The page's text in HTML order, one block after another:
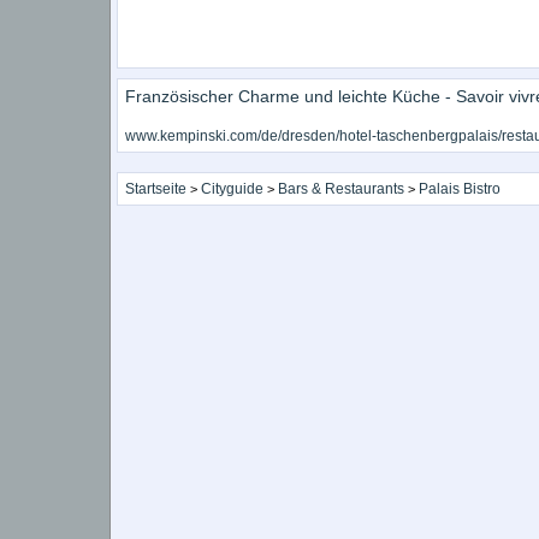
Französischer Charme und leichte Küche - Savoir
www.kempinski.com/de/dresden/hotel-taschenbergpalais/
Startseite > Cityguide > Bars & Restaurants > Palais Bistro